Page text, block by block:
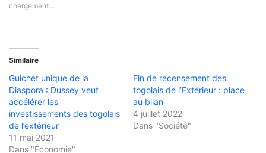
chargement…
Similaire
Guichet unique de la
Diaspora : Dussey veut
accélérer les
investissements des togolais
de l’extérieur
11 mai 2021
Dans "Économie"
Fin de recensement des
togolais de l’Extérieur : place
au bilan
4 juillet 2022
Dans "Société"